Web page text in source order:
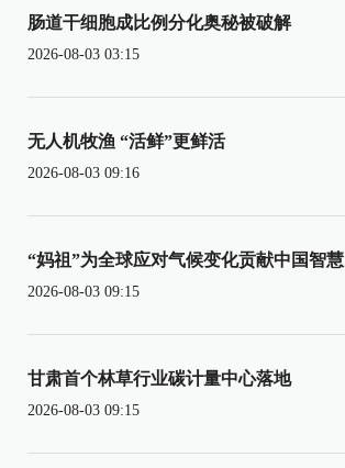
肠道干细胞成比例分化奥秘被破解
2026-08-03 03:15
无人机牧渔 “活鲜”更鲜活
2026-08-03 09:16
“妈祖”为全球应对气候变化贡献中国智慧
2026-08-03 09:15
甘肃首个林草行业碳计量中心落地
2026-08-03 09:15